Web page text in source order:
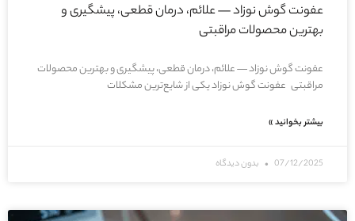
عفونت گوش نوزاد — علائم، درمان قطعی، پیشگیری و
بهترین محصولات مراقبتی
عفونت گوش نوزاد — علائم، درمان قطعی، پیشگیری و بهترین محصولات
مراقبتی عفونت گوش نوزاد یکی از شایع‌ترین مشکلات
بیشتر بخوانید »
07/12/2025 بدون دیدگاه